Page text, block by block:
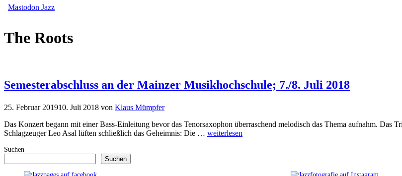
Mastodon Jazz
The Roots
Semesterabschluss an der Mainzer Musikhochschule; 7./8. Juli 2018
25. Februar 201910. Juli 2018 von Klaus Mümpfer
Das Konzert begann mit einer Bass-Einleitung bevor das Tenorsaxophon überraschend melodisch das Thema aufnahm. Das
Schlagzeuger Leo Asal lüften schließlich das Geheimnis: Die … weiterlesen
Suchen
Suchen